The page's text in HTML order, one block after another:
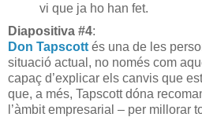
vi que ja ho han fet.
Diapositiva #4:
Don Tapscott és una de les
situació actual, no només com
capaç d’explicar els canvis que
que, a més, Tapscott dóna
l’àmbit empresarial – per millorar